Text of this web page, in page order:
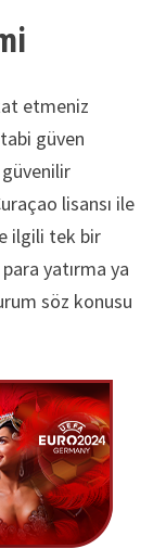
etmeniz
güven
lisansı ile
ilgili tek bir
yatırma ya
söz konusu